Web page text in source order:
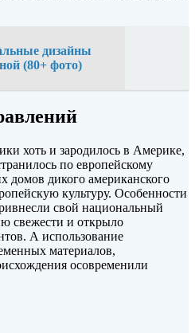
дизайны
(80+ фото)
хоть и зародилось в Америке,
по европейскому
домов дикого американского
культуру. Особенности
свой национальный
свежести и открыло
А использование
материалов,
осовременили